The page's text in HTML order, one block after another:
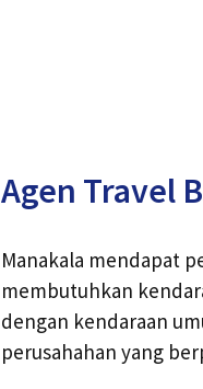
Agen Travel
Manakala mendapat
membutuhkan
dengan kendaraan
perusahahan yang